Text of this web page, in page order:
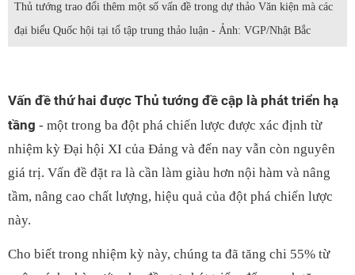
Thủ tướng trao đổi thêm một số vấn đề trong dự thảo Văn kiện mà các
đại biểu Quốc hội tại tổ tập trung thảo luận - Ảnh: VGP/Nhật Bắc
Vấn đề thứ hai được Thủ tướng đề cập là phát triển hạ
tầng - một trong ba đột phá chiến lược được xác định từ
nhiệm kỳ Đại hội XI của Đảng và đến nay vẫn còn nguyên
giá trị. Vấn đề đặt ra là cần làm giàu hơn nội hàm và nâng
tầm, nâng cao chất lượng, hiệu quả của đột phá chiến lược
này.
Cho biết trong nhiệm kỳ này, chúng ta đã tăng chi 55% từ